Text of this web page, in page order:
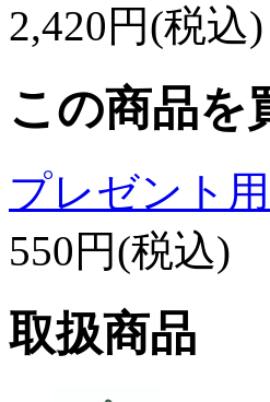
2,420円(税込)
この商品を
プレゼント
550円(税込)
取扱商品